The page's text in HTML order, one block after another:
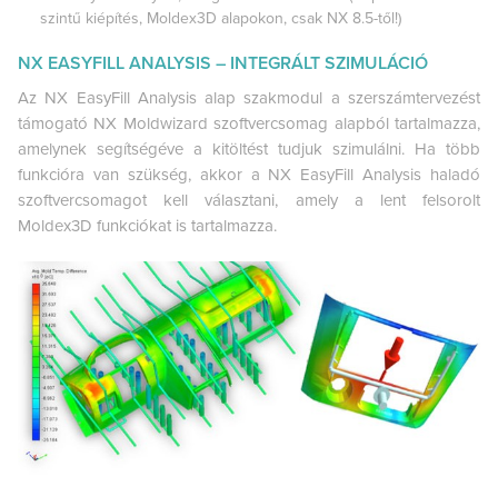
szintű kiépítés, Moldex3D alapokon, csak NX 8.5-től!)
NX EASYFILL ANALYSIS – INTEGRÁLT SZIMULÁCIÓ
Az NX EasyFill Analysis alap szakmodul a szerszámtervezést
támogató NX Moldwizard szoftvercsomag alapból tartalmazza,
amelynek segítségéve a kitöltést tudjuk szimulálni. Ha több
funkcióra van szükség, akkor a NX EasyFill Analysis haladó
szoftvercsomagot kell választani, amely a lent felsorolt
Moldex3D funkciókat is tartalmazza.